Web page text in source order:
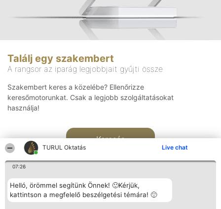
TURUL Oktatás Live chat
07:26
Helló, örömmel segítünk Önnek! 🙂Kérjük,
kattintson a megfelelő beszélgetési témára! 🙂
Találj egy szakembert
A rangsor az iparág legjobbjait gyűjti össze
Szakembert keres a közelébe? Ellenőrizze
keresőmotorunkat. Csak a legjobb szolgáltatásokat
használja!
Keresés